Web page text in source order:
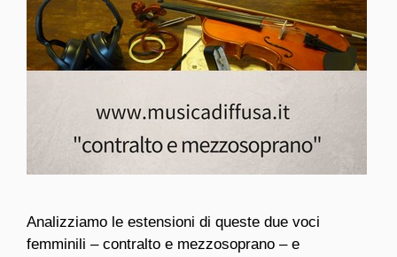
Analizziamo le estensioni di queste due voci
femminili – contralto e mezzosoprano – e